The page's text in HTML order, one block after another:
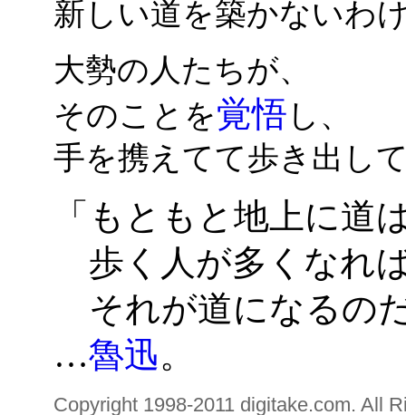
新しい道を築かないわ
大勢の人たちが、
そのことを覚悟 し、
手を携えてて歩き出し
「もともと地上に道
歩く人が多くなれ
それが道になるの
…魯迅。
Copyright 1998-2011 digitake.com. All